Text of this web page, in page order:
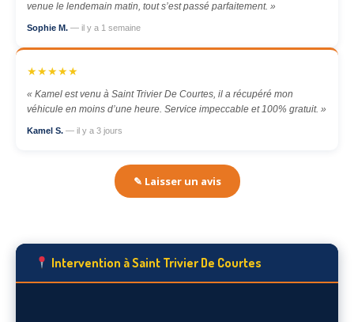
venue le lendemain matin, tout s’est passé parfaitement. »
Sophie M. — il y a 1 semaine
★★★★★
« Kamel est venu à Saint Trivier De Courtes, il a récupéré mon
véhicule en moins d’une heure. Service impeccable et 100% gratuit. »
Kamel S. — il y a 3 jours
✎ Laisser un avis
Intervention à Saint Trivier De Courtes